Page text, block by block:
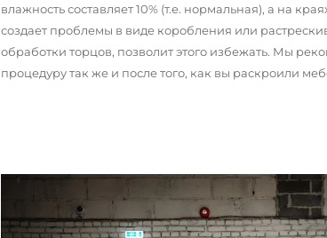
влажность составляет 10% (т.е. нормальная), а на
создает проблемы в виде коробления или
обработки торцов, позволит этого избежать. Мы
процедуру так же и после того, как вы раскроили